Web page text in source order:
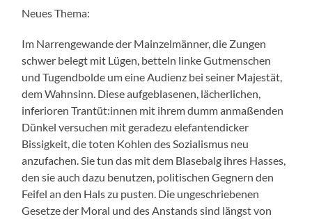
Neues Thema:
Im Narrengewande der Mainzelmänner, die Zungen
schwer belegt mit Lügen, betteln linke Gutmenschen
und Tugendbolde um eine Audienz bei seiner Majestät,
dem Wahnsinn. Diese aufgeblasenen, lächerlichen,
inferioren Trantüt:innen mit ihrem dumm anmaßenden
Dünkel versuchen mit geradezu elefantendicker
Bissigkeit, die toten Kohlen des Sozialismus neu
anzufachen. Sie tun das mit dem Blasebalg ihres Hasses,
den sie auch dazu benutzen, politischen Gegnern den
Feifel an den Hals zu pusten. Die ungeschriebenen
Gesetze der Moral und des Anstands sind längst von